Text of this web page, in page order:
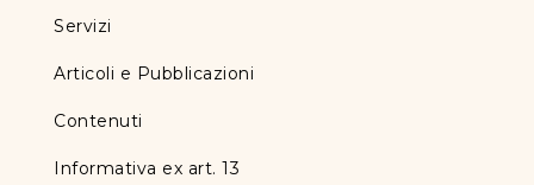
Servizi
Articoli e Pubblicazioni
Contenuti
Informativa ex art. 13